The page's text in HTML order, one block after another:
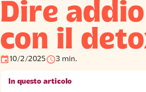
Dire
con il
󰃭 10/2/2025 󰅐3 min.
In questo articolo